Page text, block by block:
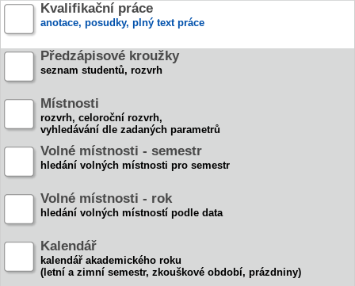
Kvalifikační práce
anotace, posudky, plný text práce
Předzápisové kroužky
seznam studentů, rozvrh
Místnosti
rozvrh, celoroční rozvrh,
vyhledávání dle zadaných parametrů
Volné místnosti - semestr
hledání volných místnosti pro semestr
Volné místnosti - rok
hledání volných místností podle data
Kalendář
kalendář akademického roku
(letní a zimní semestr, zkouškové období, prázdniny)